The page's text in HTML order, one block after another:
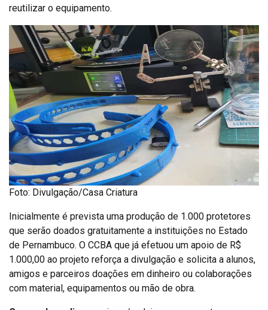
reutilizar o equipamento.
Foto: Divulgação/Casa Criatura
Inicialmente é prevista uma produção de 1.000 protetores
que serão doados gratuitamente a instituições no Estado
de Pernambuco. O CCBA que já efetuou um apoio de R$
1.000,00 ao projeto reforça a divulgação e solicita a alunos,
amigos e parceiros doações em dinheiro ou colaborações
com material, equipamentos ou mão de obra.